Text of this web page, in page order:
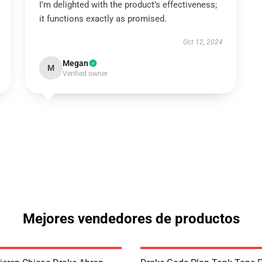
I’m delighted with the product’s effectiveness;
it functions exactly as promised.
Oct 12, 2024
M Megan
Verified owner
Mejores vendedores de productos